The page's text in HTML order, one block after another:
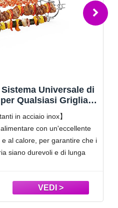
girarrosto per
esagono 12x12mm
Motore in Acciaio
Fit Weber Grill)
durevole, facile da
impermeabile e
in grado di girare fino